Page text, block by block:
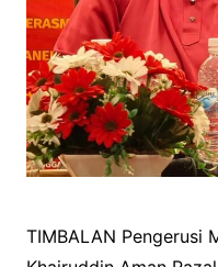
TIMBALAN Pengerusi